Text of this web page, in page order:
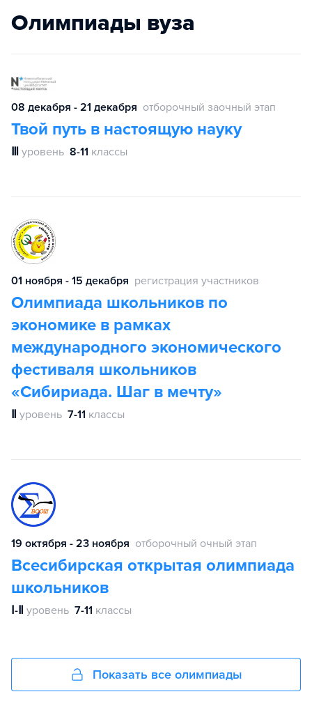
Олимпиады вуза
08 декабря - 21 декабря отборочный заочный этап
Твой путь в настоящую науку
Ⅲ уровень 8-11 классы
01 ноября - 15 декабря регистрация участников
Олимпиада школьников по
экономике в рамках
международного экономического
фестиваля школьников
«Сибириада. Шаг в мечту»
Ⅱ уровень 7-11 классы
19 октября - 23 ноября отборочный очный этап
Всесибирская открытая олимпиада
школьников
Ⅰ-Ⅱ уровень 7-11 классы
Показать все олимпиады